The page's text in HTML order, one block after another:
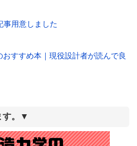
事用意しました
すすめ本｜現役設計者が読んで良
す。▼